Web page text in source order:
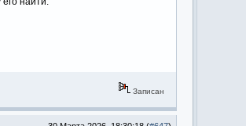
Записан